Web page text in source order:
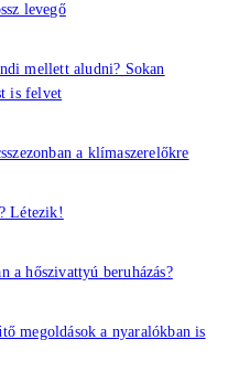
levegő
mellett aludni? Sokan
is felvet
a klímaszerelőkre
Létezik!
a hőszivattyú beruházás?
megoldások a nyaralókban is